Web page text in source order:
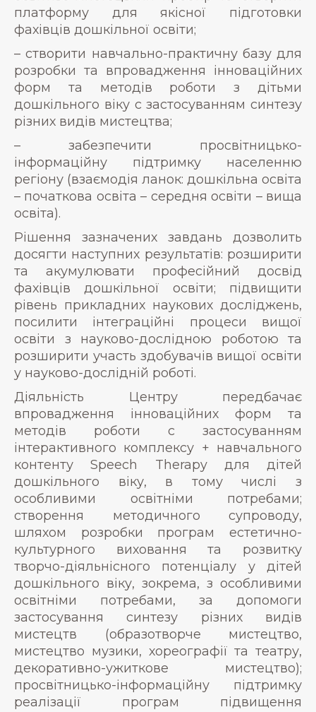
платформу для якісної підготовки
фахівців дошкільної освіти;
– створити навчально-практичну базу для
розробки та впровадження інноваційних
форм та методів роботи з дітьми
дошкільного віку с застосуванням синтезу
різних видів мистецтва;
– забезпечити просвітницько-
інформаційну підтримку населенню
регіону (взаємодія ланок: дошкільна освіта
– початкова освіта – середня освіти – вища
освіта).
Рішення зазначених завдань дозволить
досягти наступних результатів: розширити
та акумулювати професійний досвід
фахівців дошкільної освіти; підвищити
рівень прикладних наукових досліджень,
посилити інтеграційні процеси вищої
освіти з науково-дослідною роботою та
розширити участь здобувачів вищої освіти
у науково-дослідній роботі.
Діяльність Центру передбачає
впровадження інноваційних форм та
методів роботи с застосуванням
інтерактивного комплексу + навчального
контенту Speech Therapy для дітей
дошкільного віку, в тому числі з
особливими освітніми потребами;
створення методичного супроводу,
шляхом розробки програм естетично-
культурного виховання та розвитку
творчо-діяльнісного потенціалу у дітей
дошкільного віку, зокрема, з особливими
освітніми потребами, за допомоги
застосування синтезу різних видів
мистецтв (образотворче мистецтво,
мистецтво музики, хореографії та театру,
декоративно-ужиткове мистецтво);
просвітницько-інформаційну підтримку
реалізації програм підвищення